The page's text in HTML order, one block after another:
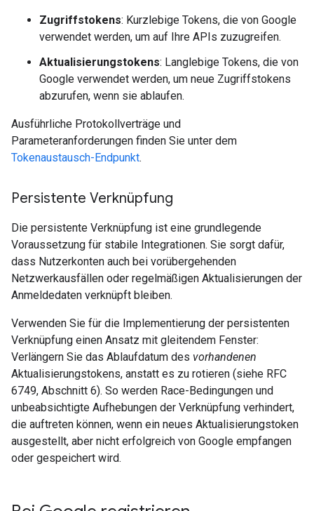
Zugriffstokens: Kurzlebige Tokens, die von Google
verwendet werden, um auf Ihre APIs zuzugreifen.
Aktualisierungstokens: Langlebige Tokens, die von
Google verwendet werden, um neue Zugriffstokens
abzurufen, wenn sie ablaufen.
Ausführliche Protokollverträge und
Parameteranforderungen finden Sie unter dem
Tokenaustausch-Endpunkt.
Persistente Verknüpfung
Die persistente Verknüpfung ist eine grundlegende
Voraussetzung für stabile Integrationen. Sie sorgt dafür,
dass Nutzerkonten auch bei vorübergehenden
Netzwerkausfällen oder regelmäßigen Aktualisierungen der
Anmeldedaten verknüpft bleiben.
Verwenden Sie für die Implementierung der persistenten
Verknüpfung einen Ansatz mit gleitendem Fenster:
Verlängern Sie das Ablaufdatum des vorhandenen
Aktualisierungstokens, anstatt es zu rotieren (siehe RFC
6749, Abschnitt 6). So werden Race-Bedingungen und
unbeabsichtigte Aufhebungen der Verknüpfung verhindert,
die auftreten können, wenn ein neues Aktualisierungstoken
ausgestellt, aber nicht erfolgreich von Google empfangen
oder gespeichert wird.